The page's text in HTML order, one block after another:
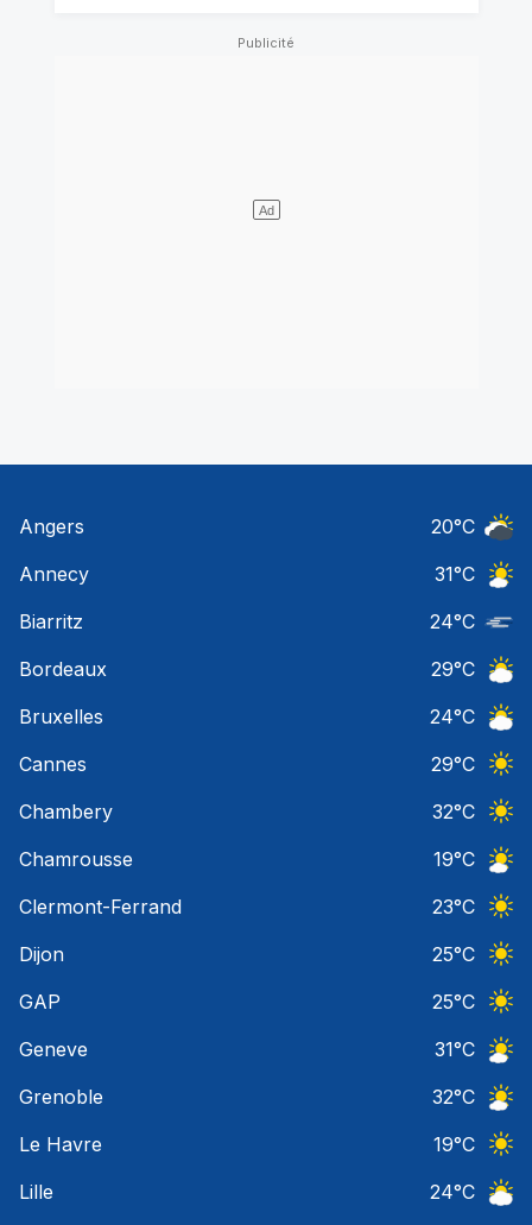
Angers 20°C
Annecy
31°C
Biarritz
24°C
Bordeaux
29°C
Bruxelles
24°C
Cannes
29°C
Chambery
32°C
Chamrousse
19°C
Clermont-Ferrand
23°C
Dijon
25°C
GAP
25°C
Geneve
31°C
Grenoble
32°C
Le Havre
19°C
Lille
24°C